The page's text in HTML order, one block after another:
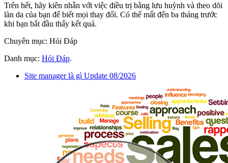
Trên hết, hãy kiên nhẫn với việc điều trị bằng lưu huỳnh và theo dõi
làn da của bạn để biết mọi thay đổi. Có thể mất đến ba tháng trước
khi bạn bắt đầu thấy kết quả.
Chuyên mục: Hỏi Đáp
Danh mục: Hỏi Đáp.
Site manager là gì Update 08/2026